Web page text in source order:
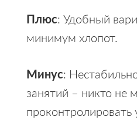
Плюс: Удобный
минимум хлопот.
Минус:
занятий – никто не
проконтролировать